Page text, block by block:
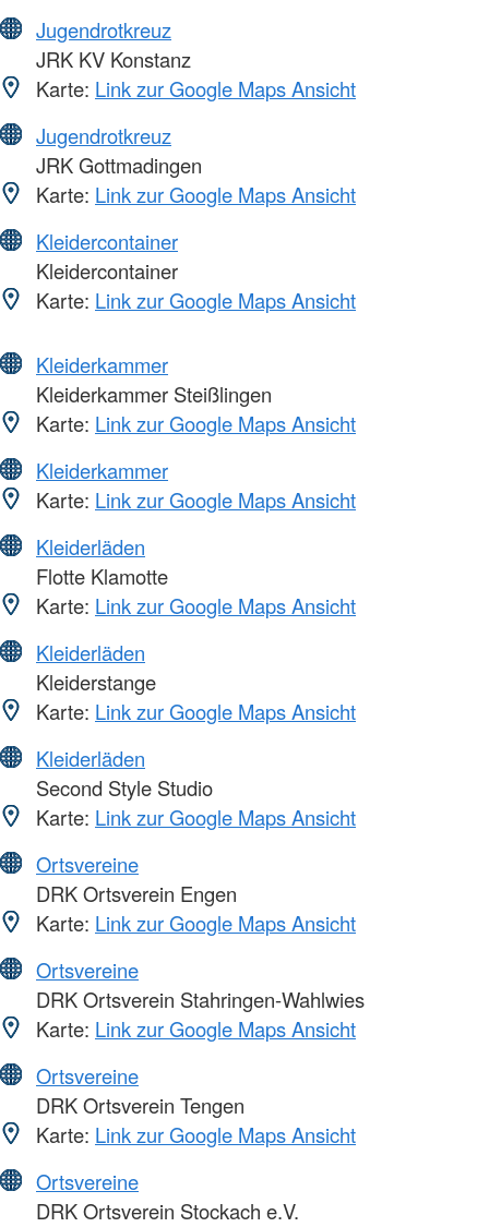
Jugendrotkreuz
JRK KV Konstanz
Karte: Link zur Google Maps Ansicht
Jugendrotkreuz
JRK Gottmadingen
Karte: Link zur Google Maps Ansicht
Kleidercontainer
Kleidercontainer
Karte: Link zur Google Maps Ansicht
Kleiderkammer
Kleiderkammer Steißlingen
Karte: Link zur Google Maps Ansicht
Kleiderkammer
Karte: Link zur Google Maps Ansicht
Kleiderläden
Flotte Klamotte
Karte: Link zur Google Maps Ansicht
Kleiderläden
Kleiderstange
Karte: Link zur Google Maps Ansicht
Kleiderläden
Second Style Studio
Karte: Link zur Google Maps Ansicht
Ortsvereine
DRK Ortsverein Engen
Karte: Link zur Google Maps Ansicht
Ortsvereine
DRK Ortsverein Stahringen-Wahlwies
Karte: Link zur Google Maps Ansicht
Ortsvereine
DRK Ortsverein Tengen
Karte: Link zur Google Maps Ansicht
Ortsvereine
DRK Ortsverein Stockach e.V.